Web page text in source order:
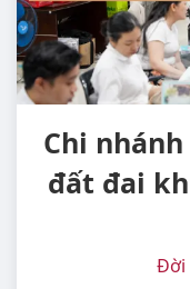
Chi
đất đai
Đời